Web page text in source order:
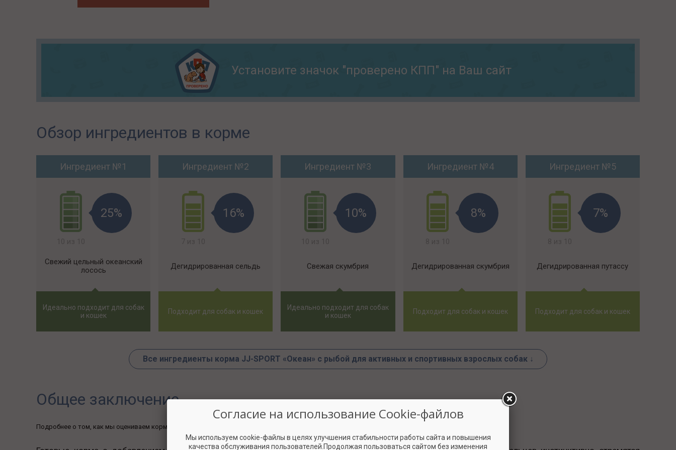
Установите значок "проверено КПП" на Ваш сайт
Обзор ингредиентов в корме
Ингредиент №1
25%
Свежий цельный океанский
лосось
Идеально подходит для собак
и кошек
Ингредиент №2
16%
Дегидрированная сельдь
Подходит для собак и кошек
Ингредиент №3
10%
Свежая скумбрия
Идеально подходит для собак
и кошек
Ингредиент №4
8%
Дегидрированная скумбрия
Подходит для собак и кошек
Ингредиент №5
7%
Дегидрированная путассу
Подходит для собак и кошек
Все ингредиенты корма JJ-SPORT «Океан» с рыбой для активных и спортивных взрослых собак ↓
Общее заключение
Подробнее о том, как мы оцениваем корма, вы можете узнать в разделе
Согласие на использование Cookie-файлов
Мы используем cookie-файлы в целях улучшения стабильности работы сайта и повышения
качества обслуживания пользователей.Продолжая пользоваться сайтом без изменения